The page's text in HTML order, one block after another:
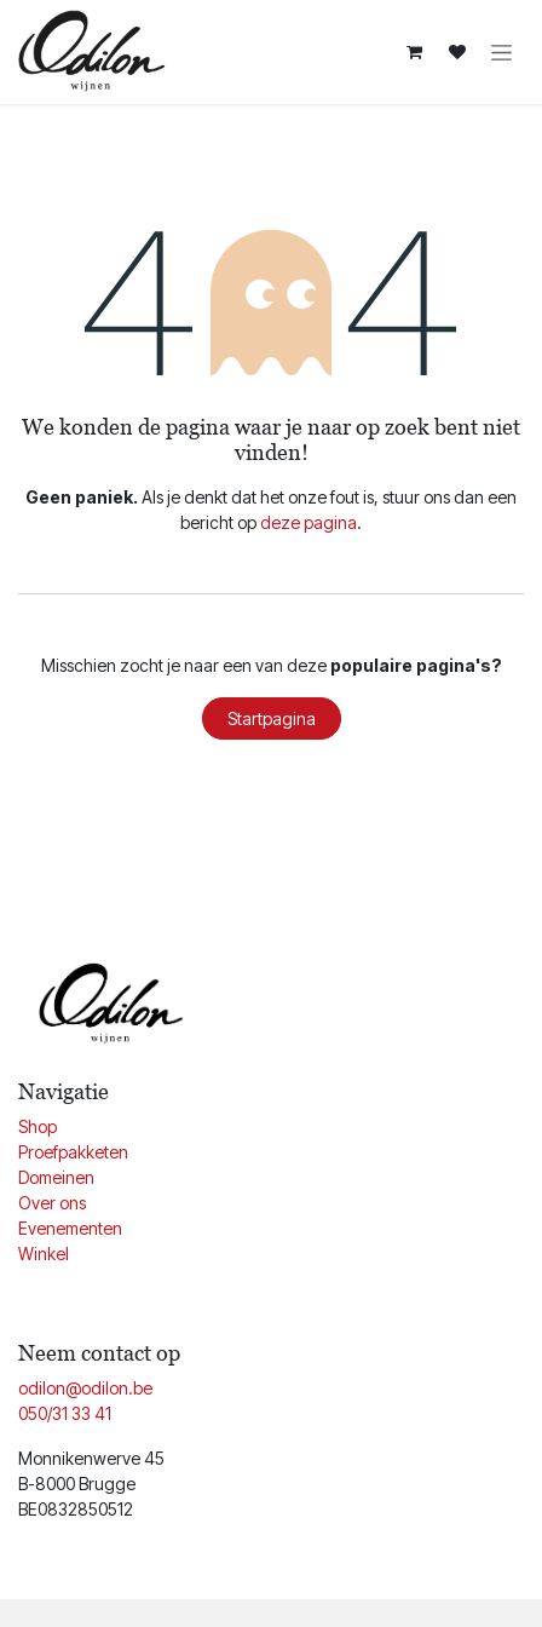
Overslaan naar inhoud
Fout 404
We konden de pagina waar je naar op zoek bent niet
vinden!
Geen paniek. Als je denkt dat het onze fout is, stuur ons dan een
bericht opdeze pagina.
Misschien zocht je naar een van deze populaire pagina's?
Startpagina
Navigatie
Shop
Proefpakketen
Domeinen
Over ons
Evenementen
Winkel
Neem contact op
odilon@odilon.be
050/31 33 41
Monnikenwerve 45
B-8000 Brugge
BE0832850512